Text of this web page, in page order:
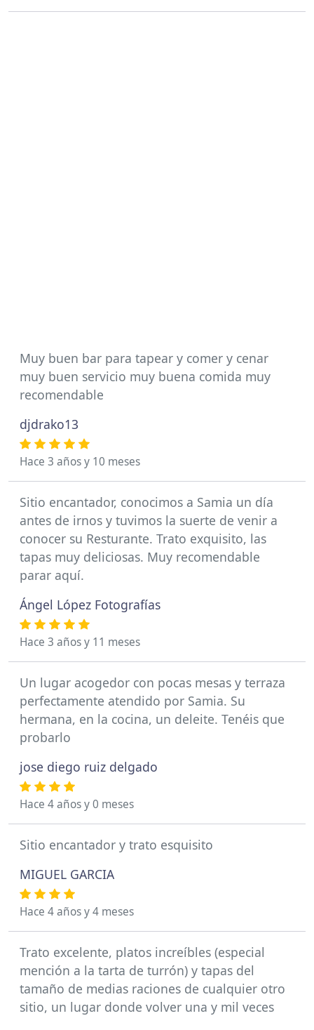
Muy buen bar para tapear y comer y cenar
muy buen servicio muy buena comida muy
recomendable
djdrako13
Hace 3 años y 10 meses
Sitio encantador, conocimos a Samia un día
antes de irnos y tuvimos la suerte de venir a
conocer su Resturante. Trato exquisito, las
tapas muy deliciosas. Muy recomendable
parar aquí.
Ángel López Fotografías
Hace 3 años y 11 meses
Un lugar acogedor con pocas mesas y terraza
perfectamente atendido por Samia. Su
hermana, en la cocina, un deleite. Tenéis que
probarlo
jose diego ruiz delgado
Hace 4 años y 0 meses
Sitio encantador y trato esquisito
MIGUEL GARCIA
Hace 4 años y 4 meses
Trato excelente, platos increíbles (especial
mención a la tarta de turrón) y tapas del
tamaño de medias raciones de cualquier otro
sitio, un lugar donde volver una y mil veces